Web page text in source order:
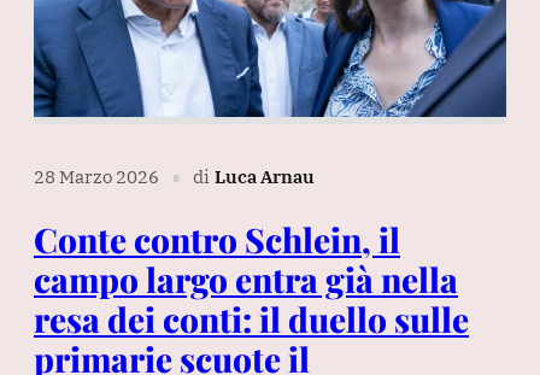
28 Marzo 2026 ∎ di Luca Arnau
Conte contro Schlein, il
campo largo entra già nella
resa dei conti: il duello sulle
primarie scuote il